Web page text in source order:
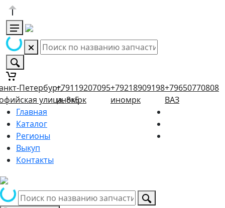
Петербург,
улица, 8к5
+79119207095
иномрк
+79218909198
иномрк
+79650770808
ВАЗ
Главная
Каталог
Регионы
Выкуп
Контакты